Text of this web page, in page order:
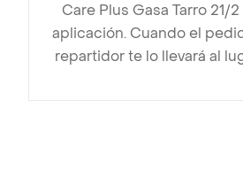
Care Plus Gasa Tarro 21/
aplicación. Cuando el
repartidor te lo llevará al